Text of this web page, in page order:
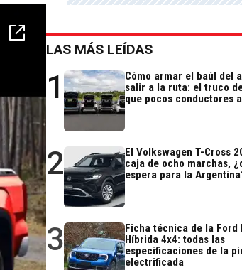
LAS MÁS LEÍDAS
1
Cómo armar el baúl del
salir a la ruta: el truco
que pocos conductores
2
El Volkswagen T-Cross
caja de ocho marchas,
espera para la
3
Ficha técnica de la Ford
Híbrida 4x4: todas las
especificaciones de la
electrificada